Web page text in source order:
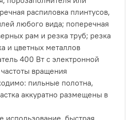
распиловка плинтусов,
любого вида; поперечная
рам и резка труб; резка
и цветных металлов
400 Вт с электронной
вращения
пильные полотна,
аккуратно размещены в